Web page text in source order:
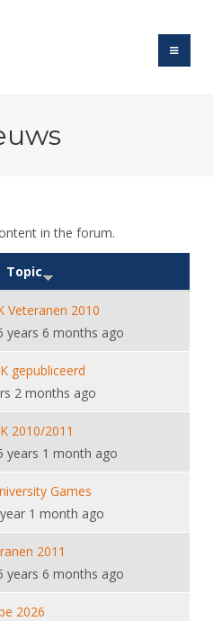
in the forum.
Topic
Veteranen 2010
years 6 months ago
gepubliceerd
2 months ago
2010/2011
years 1 month ago
Games
1 month ago
2011
years 6 months ago
2026